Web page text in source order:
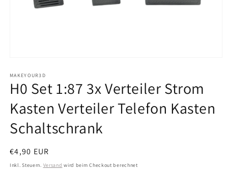
in
Modal
öffnen
MAKEYOUR3D
H0 Set 1:87 3x Verteiler Strom
Kasten Verteiler Telefon Kasten
Schaltschrank
Normaler
Preis
€4,90 EUR
Inkl. Steuern. Versand wird beim Checkout berechnet